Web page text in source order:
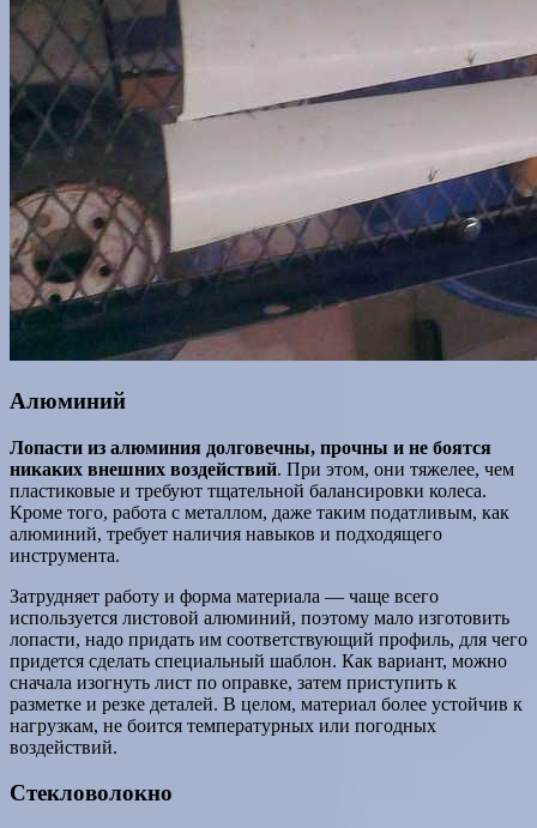
Алюминий
Лопасти из алюминия долговечны, прочны и не боятся
никаких внешних воздействий. При этом, они тяжелее, чем
пластиковые и требуют тщательной балансировки колеса.
Кроме того, работа с металлом, даже таким податливым, как
алюминий, требует наличия навыков и подходящего
инструмента.
Затрудняет работу и форма материала — чаще всего
используется листовой алюминий, поэтому мало изготовить
лопасти, надо придать им соответствующий профиль, для чего
придется сделать специальный шаблон. Как вариант, можно
сначала изогнуть лист по оправке, затем приступить к
разметке и резке деталей. В целом, материал более устойчив к
нагрузкам, не боится температурных или погодных
воздействий.
Стекловолокно